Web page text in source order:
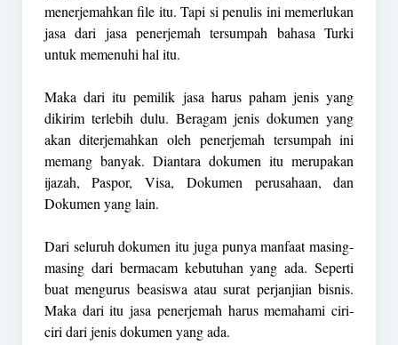
menerjemahkan file itu. Tapi si penulis ini memerlukan
jasa dari jasa penerjemah tersumpah bahasa Turki
untuk memenuhi hal itu.
Maka dari itu pemilik jasa harus paham jenis yang
dikirim terlebih dulu. Beragam jenis dokumen yang
akan diterjemahkan oleh penerjemah tersumpah ini
memang banyak. Diantara dokumen itu merupakan
ijazah, Paspor, Visa, Dokumen perusahaan, dan
Dokumen yang lain.
Dari seluruh dokumen itu juga punya manfaat masing-
masing dari bermacam kebutuhan yang ada. Seperti
buat mengurus beasiswa atau surat perjanjian bisnis.
Maka dari itu jasa penerjemah harus memahami ciri-
ciri dari jenis dokumen yang ada.